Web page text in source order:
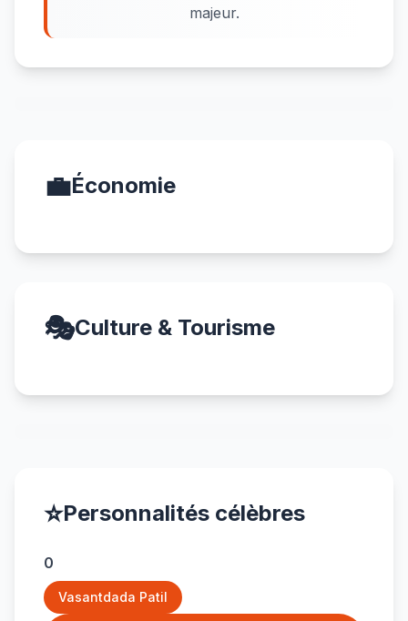
majeur.
💼Économie
🎭Culture & Tourisme
⭐Personnalités célèbres
0
Vasantdada Patil